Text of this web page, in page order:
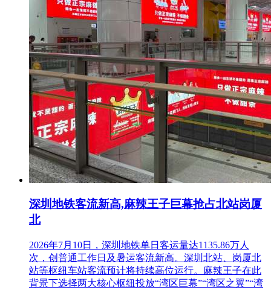
深圳地铁客流新高,麻辣王子巨幕抢占北站岗厦
北
2026年7月10日，深圳地铁单日客运量达1135.86万人
次，创普通工作日及暑运客流新高。深圳北站、岗厦北
站等枢纽车站客流预计将持续高位运行。麻辣王子在此
背景下选择两大核心枢纽投放“湾区巨幕”“湾区之翼”“湾